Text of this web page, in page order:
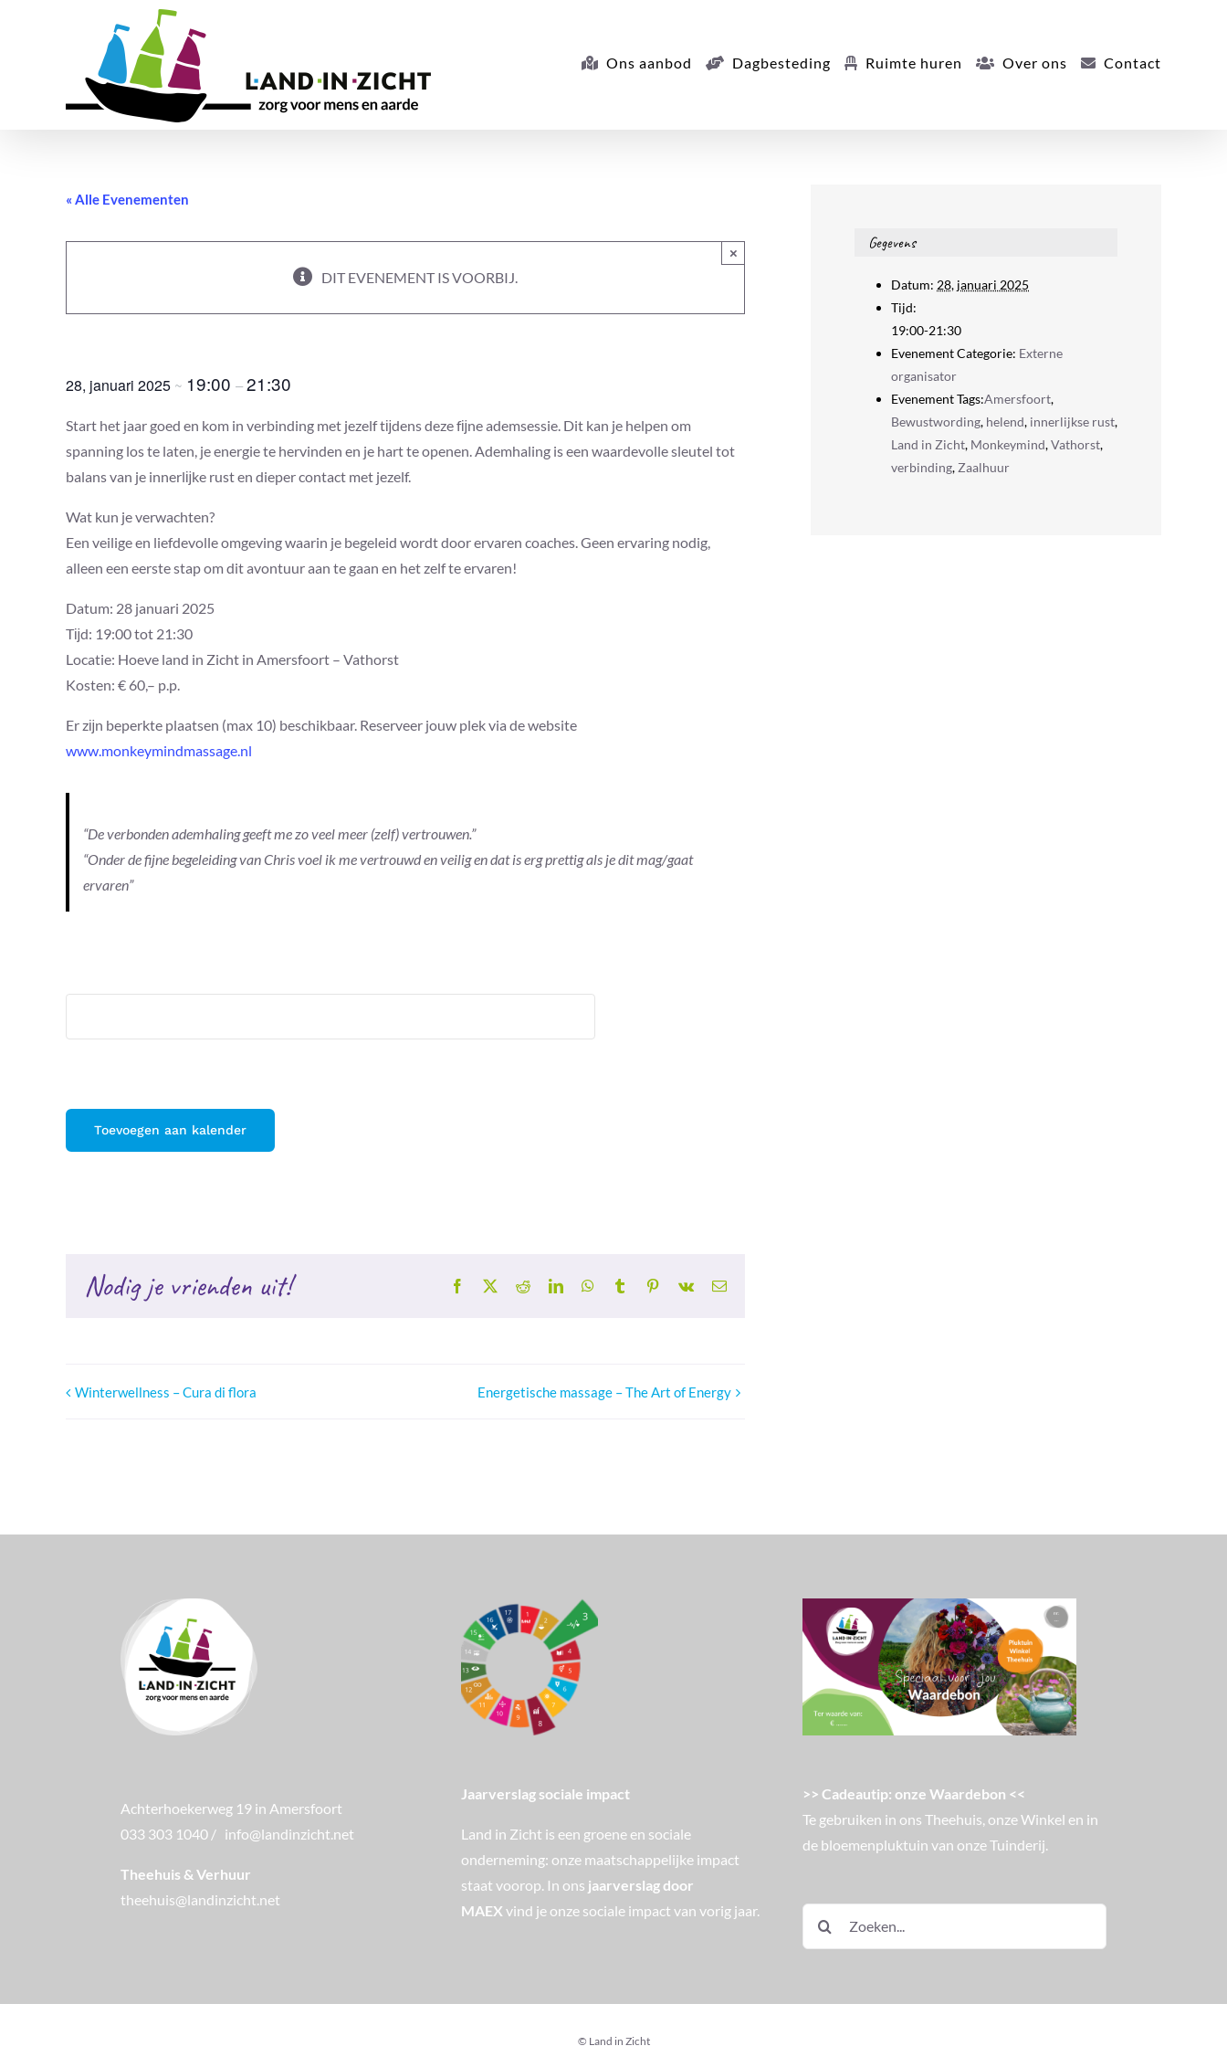
Ons aanbod Dagbesteding Ruimte huren Over ons Contact
« Alle Evenementen
DIT EVENEMENT IS VOORBIJ.
×
28, januari 2025 ~ 19:00 –21:30
Start het jaar goed en kom in verbinding met jezelf tĳdens deze fĳne ademsessie. Dit kan je helpen om
spanning los te laten, je energie te hervinden en je hart te openen. Ademhaling is een waardevolle sleutel tot
balans van je innerlĳke rust en dieper contact met jezelf.
Wat kun je verwachten?
Een veilige en liefdevolle omgeving waarin je begeleid wordt door ervaren coaches. Geen ervaring nodig,
alleen een eerste stap om dit avontuur aan te gaan en het zelf te ervaren!
Datum: 28 januari 2025
Tĳd: 19:00 tot 21:30
Locatie: Hoeve land in Zicht in Amersfoort – Vathorst
Kosten: € 60,– p.p.
Er zĳn beperkte plaatsen (max 10) beschikbaar. Reserveer jouw plek via de website
www.monkeymindmassage.nl
“De verbonden ademhaling geeft me zo veel meer (zelf) vertrouwen.”
“Onder de fijne begeleiding van Chris voel ik me vertrouwd en veilig en dat is erg prettig als je dit mag/gaat
ervaren”
Toevoegen aan kalender
Nodig je vrienden uit! Facebook RedditLinkedInWhatsApp
Tumblr Pinterest
Vk
E-
Winterwellness – Cura di flora Energetische massage – The Art of Energy
Gegevens
Datum: 28, januari 2025
Tijd:
19:00-21:30
Evenement Categorie: Externe
organisator
Evenement Tags:Amersfoort,
Bewustwording, helend, innerlijkse rust,
Land in Zicht, Monkeymind,Vathorst,
verbinding, Zaalhuur
Achterhoekerweg 19 in Amersfoort
033 303 1040 / info@landinzicht.net
Theehuis & Verhuur
theehuis@landinzicht.net
Jaarverslag sociale impact
Land in Zicht is een groene en sociale
onderneming: onze maatschappelijke impact
staat voorop. In ons jaarverslag door
MAEX vind je onze sociale impact van vorig jaar.
>> Cadeautip: onze Waardebon <<
Te gebruiken in ons Theehuis, onze Winkel en in
de bloemenpluktuin van onze Tuinderij.
naar:
© Land in Zicht